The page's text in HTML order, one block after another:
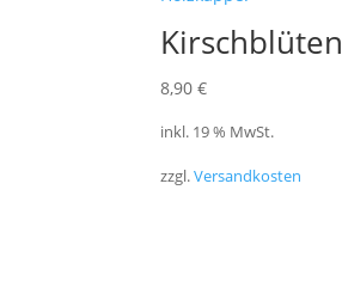
8,90€
inkl. 19 % MwSt.
zzgl.Versandkosten